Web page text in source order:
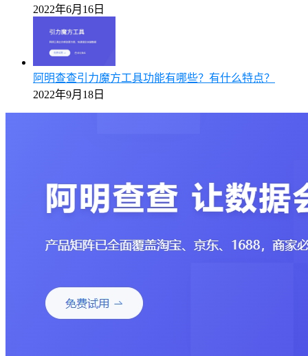
2022年6月16日
阿明查查引力魔方工具功能有哪些？有什么特点？
2022年9月18日